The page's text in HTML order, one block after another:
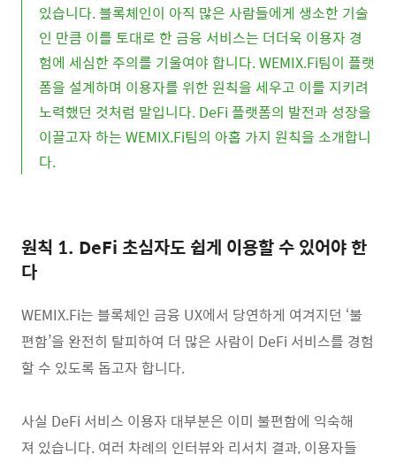
있습니다. 블록체인이 아직 많은 사람들에게 생소한 기술
인 만큼 이를 토대로 한 금융 서비스는 더더욱 이용자 경
험에 세심한 주의를 기울여야 합니다. WEMIX.Fi팀이 플랫
폼을 설계하며 이용자를 위한 원칙을 세우고 이를 지키려
노력했던 것처럼 말입니다. DeFi 플랫폼의 발전과 성장을
이끌고자 하는 WEMIX.Fi팀의 아홉 가지 원칙을 소개합니
다.
원칙 1. DeFi 초심자도 쉽게 이용할 수 있어야 한
다
WEMIX.Fi는 블록체인 금융 UX에서 당연하게 여겨지던 ‘불
편함’을 완전히 탈피하여 더 많은 사람이 DeFi 서비스를 경험
할 수 있도록 돕고자 합니다.
사실 DeFi 서비스 이용자 대부분은 이미 불편함에 익숙해
져 있습니다. 여러 차례의 인터뷰와 리서치 결과, 이용자들